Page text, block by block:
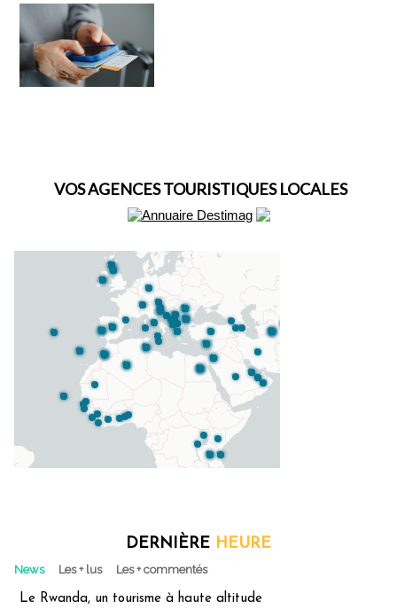
VOS AGENCES TOURISTIQUES LOCALES
DERNIÈRE HEURE
News Les + lus Les + commentés
Le Rwanda, un tourisme à haute altitude